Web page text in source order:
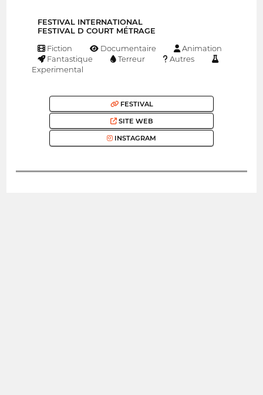
FESTIVAL INTERNATIONAL
FESTIVAL D COURT MÉTRAGE
Fiction Documentaire
Animation
Fantastique
Terreur
Autres
Experimental
FESTIVAL
SITE WEB
INSTAGRAM